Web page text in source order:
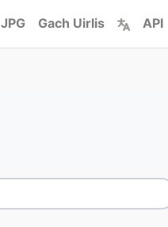
JPG Gach Uirlis API